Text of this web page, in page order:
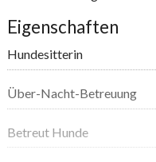
Eigenschaften
Hundesitterin
Über-Nacht-Betreuung
Betreut Hunde